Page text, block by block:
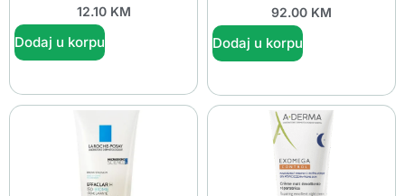
12.10 KM
Dodaj u korpu
92.00 KM
Dodaj u korpu